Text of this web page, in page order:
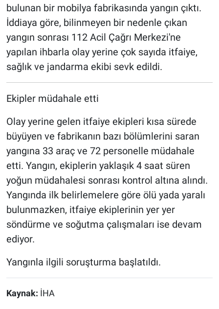
bulunan bir mobilya fabrikasında yangın çıktı.
İddiaya göre, bilinmeyen bir nedenle çıkan
yangın sonrası 112 Acil Çağrı Merkezi'ne
yapılan ihbarla olay yerine çok sayıda itfaiye,
sağlık ve jandarma ekibi sevk edildi.
‎Ekipler müdahale etti
‎Olay yerine gelen itfaiye ekipleri kısa sürede
büyüyen ve fabrikanın bazı bölümlerini saran
yangına 33 araç ve 72 personelle müdahale
etti. Yangın, ekiplerin yaklaşık 4 saat süren
yoğun müdahalesi sonrası kontrol altına alındı.
Yangında ilk belirlemelere göre ölü yada yaralı
bulunmazken, itfaiye ekiplerinin yer yer
söndürme ve soğutma çalışmaları ise devam
ediyor.
‎Yangınla ilgili soruşturma başlatıldı.
Kaynak: İHA